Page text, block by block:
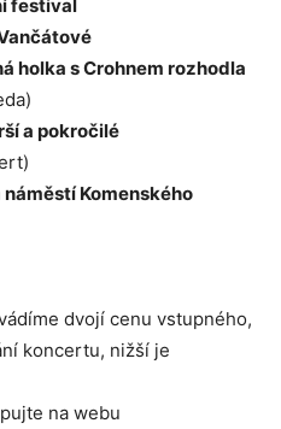
festival
holka s Crohnem rozhodla
a pokročilé
Komenského
dvojí cenu vstupného,
koncertu, nižší je
na webu